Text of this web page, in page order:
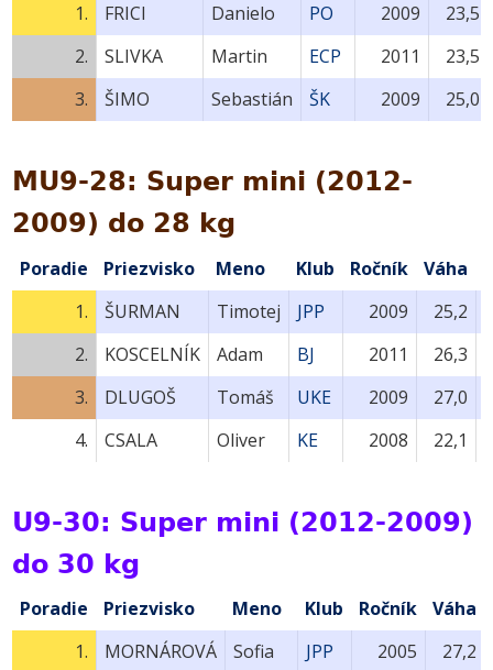
1.
FRICI Danielo PO 2009
23,5
2.
SLIVKA Martin ECP 2011
23,5
3.
ŠIMO Sebastián ŠK 2009 25,0
MU9-28: Super mini (2012-
2009) do 28 kg
Poradie Priezvisko Meno Klub Ročník Váha
1.
ŠURMAN Timotej JPP 2009
25,2
2.
KOSCELNÍK Adam BJ 2011
26,3
3.
DLUGOŠ Tomáš UKE 2009
27,0
4.
CSALA Oliver KE 2008 22,1
U9-30: Super mini (2012-2009)
do 30 kg
Poradie Priezvisko Meno Klub Ročník Váha
1.
MORNÁROVÁ Sofia JPP 2005 27,2